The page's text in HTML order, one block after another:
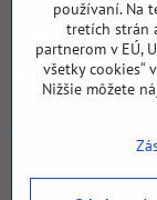
Sledujte
Facebook
používaní. Na
tretích strán
partnerom v EÚ,
všetky cookies“
Nižšie môžete